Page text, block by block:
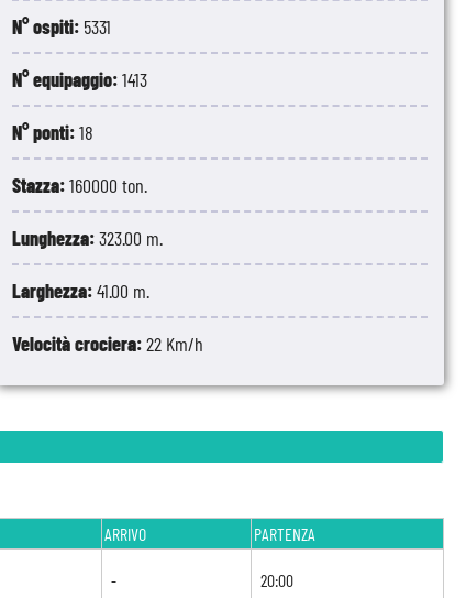
N° ospiti: 5331
N° equipaggio:1413
N° ponti:18
Stazza:160000 ton.
Lunghezza:323.00 m.
Larghezza:41.00 m.
Velocità crociera:22 Km/h
ARRIVO PARTENZA
- 20:00